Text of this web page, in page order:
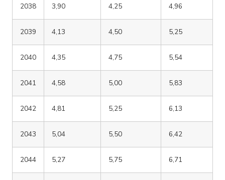
2038 3,90 4,25 4,96
2039 4,13 4,50 5,25
2040 4,35 4,75 5,54
2041 4,58 5,00 5,83
2042 4,81 5,25 6,13
2043 5,04 5,50 6,42
2044 5,27 5,75 6,71